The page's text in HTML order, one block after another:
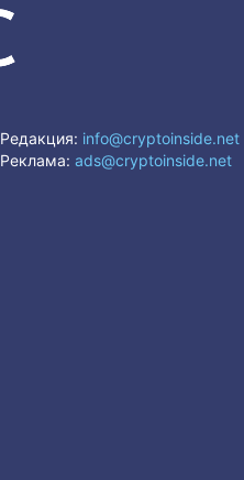
Редакция: info@cryptoinside.net
Реклама: ads@cryptoinside.net